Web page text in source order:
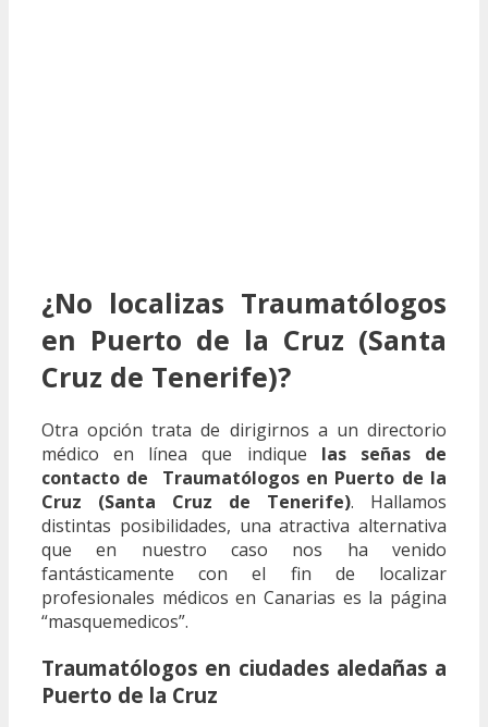
¿No localizas Traumatólogos
en Puerto de la Cruz (Santa
Cruz de Tenerife)?
Otra opción trata de dirigirnos a un directorio
médico en línea que indique las señas de
contacto de Traumatólogos en Puerto de la
Cruz (Santa Cruz de Tenerife). Hallamos
distintas posibilidades, una atractiva alternativa
que en nuestro caso nos ha venido
fantásticamente con el fin de localizar
profesionales médicos en Canarias es la página
“masquemedicos”.
Traumatólogos en ciudades aledañas a
Puerto de la Cruz